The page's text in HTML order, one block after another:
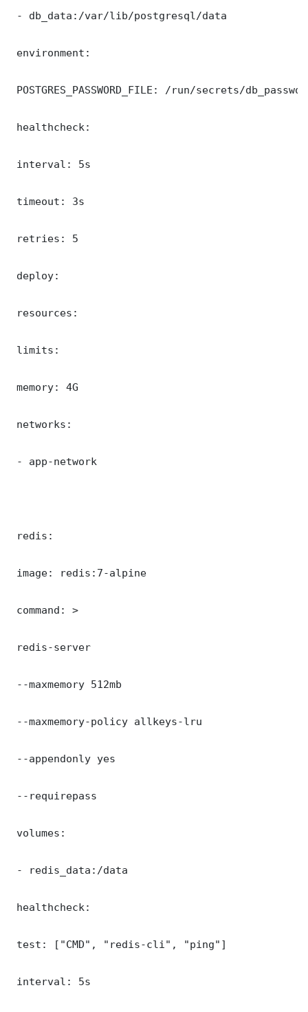
- db_data:/var/lib/postgresql/data
environment:
POSTGRES_PASSWORD_FILE: /run/secrets/
healthcheck:
interval: 5s
timeout: 3s
retries: 5
deploy:
resources:
limits:
memory: 4G
networks:
- app-network
redis:
image: redis:7-alpine
command: >
redis-server
--maxmemory 512mb
--maxmemory-policy allkeys-lru
--appendonly yes
--requirepass
volumes:
- redis_data:/data
healthcheck:
test: ["CMD", "redis-cli", "ping"]
interval: 5s